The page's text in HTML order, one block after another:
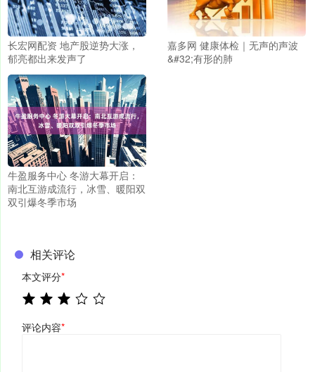
长宏网配资 地产股逆势大涨，
郁亮都出来发声了
嘉多网 健康体检｜无声的声波
&#32;有形的肺
牛盈服务中心 冬游大幕开启：
南北互游成流行，冰雪、暖阳双
双引爆冬季市场
相关评论
本文评分*
评论内容*